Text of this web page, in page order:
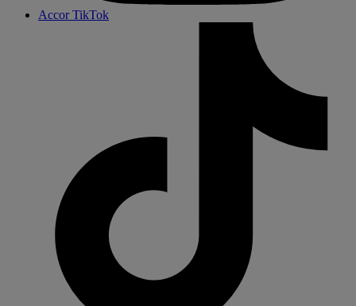
Accor TikTok